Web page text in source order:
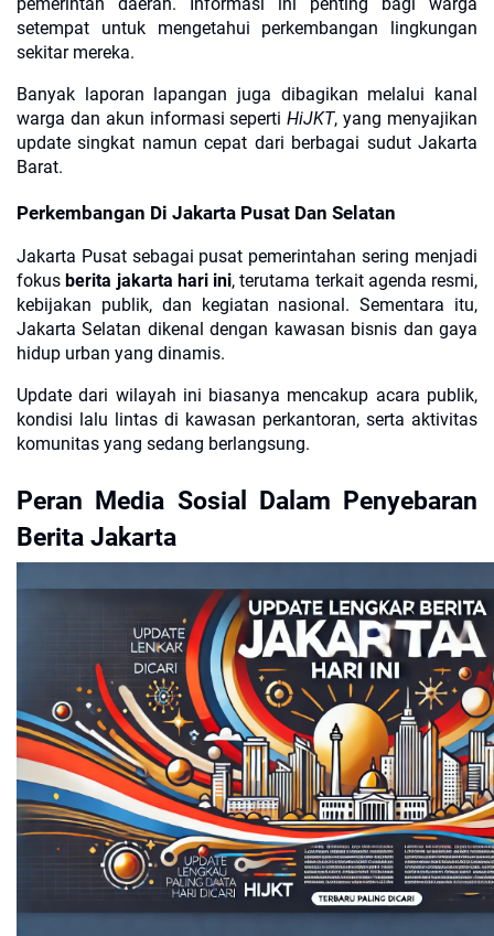
setempat untuk mengetahui perkembangan lingkungan
sekitar mereka.
Banyak laporan lapangan juga dibagikan melalui kanal
warga dan akun informasi sepertiHiJKT, yang menyajikan
update singkat namun cepat dari berbagai sudut Jakarta
Barat.
Perkembangan Di Jakarta Pusat Dan Selatan
Jakarta Pusat sebagai pusat pemerintahan sering menjadi
fokus berita jakarta hari ini, terutama terkait agenda resmi,
kebijakan publik, dan kegiatan nasional. Sementara itu,
Jakarta Selatan dikenal dengan kawasan bisnis dan gaya
hidup urban yang dinamis.
Update dari wilayah ini biasanya mencakup acara publik,
kondisi lalu lintas di kawasan perkantoran, serta aktivitas
komunitas yang sedang berlangsung.
Peran Media Sosial Dalam Penyebaran
Berita Jakarta